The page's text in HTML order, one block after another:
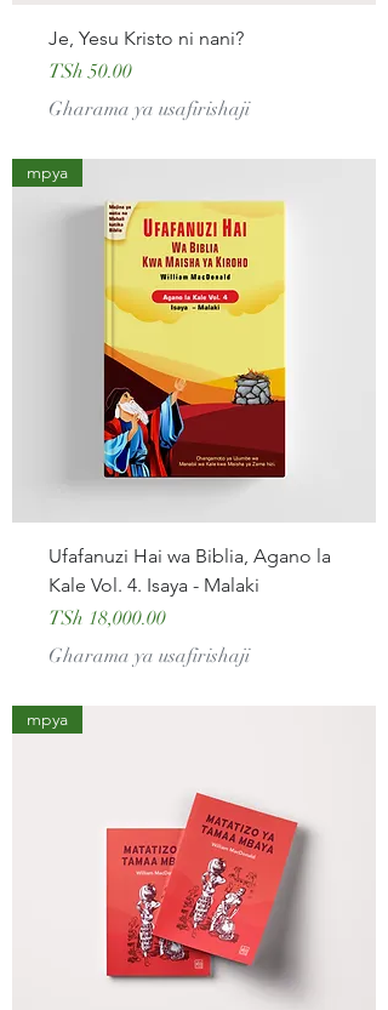
Je, Yesu Kristo ni nani?
Price
TSh 50.00
Gharama ya usafirishaji
mpya
Ufafanuzi Hai wa Biblia, Agano la
Kale Vol. 4. Isaya - Malaki
Price
TSh 18,000.00
Gharama ya usafirishaji
mpya